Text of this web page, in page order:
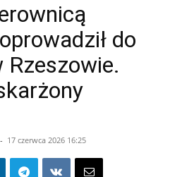
do
- 17 czerwca 2026 16:25